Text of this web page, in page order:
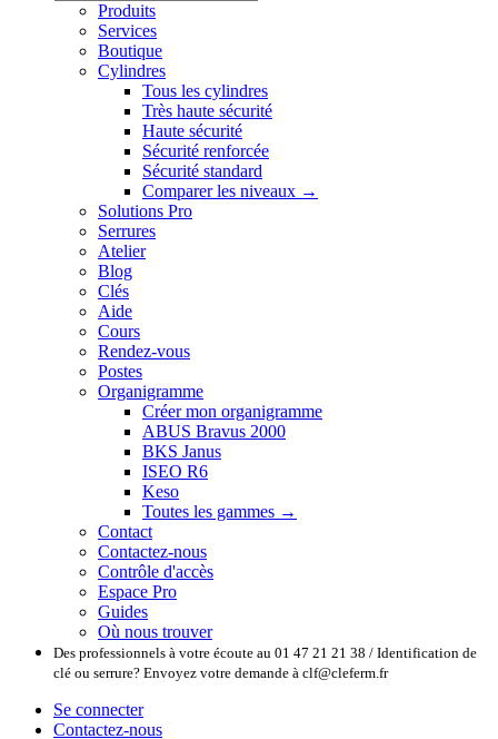
Produits
Services
Boutique
Cylindres
Tous les cylindres
Très haute sécurité
Haute sécurité
Sécurité renforcée
Sécurité standard
Comparer les niveaux →
Solutions Pro
Serrures
Atelier
Blog
Clés
Aide
Cours
Rendez-vous
Postes
Organigramme
Créer mon organigramme
ABUS Bravus 2000
BKS Janus
ISEO R6
Keso
Toutes les gammes →
Contact
Contactez-nous
Contrôle d'accès
Espace Pro
Guides
Où nous trouver
Des professionnels à votre écoute au 01 47 21 21 38 / Identification de
clé ou serrure? Envoyez votre demande à clf@cleferm.fr
Se connecter
Contactez-nous